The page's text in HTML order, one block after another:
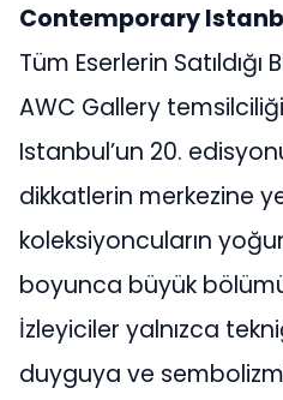
Contemporary
Tüm Eserlerin Satıldığı
AWC Gallery
Istanbul’un 20.
dikkatlerin merkezine
koleksiyoncuların
boyunca büyük bölümü
İzleyiciler yalnızca
duyguya ve